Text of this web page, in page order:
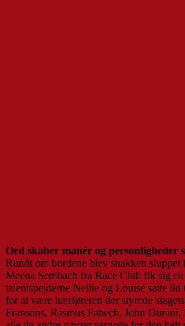
Ord skaber manér og personligheder
Rundt om bordene blev snakken sluppet
Meena Sembach fra Race Club fik sig
talentspejderne Nellie og Louise satte
for at være hærføreren der styrede
Fransons, Rasmus Fabech, John